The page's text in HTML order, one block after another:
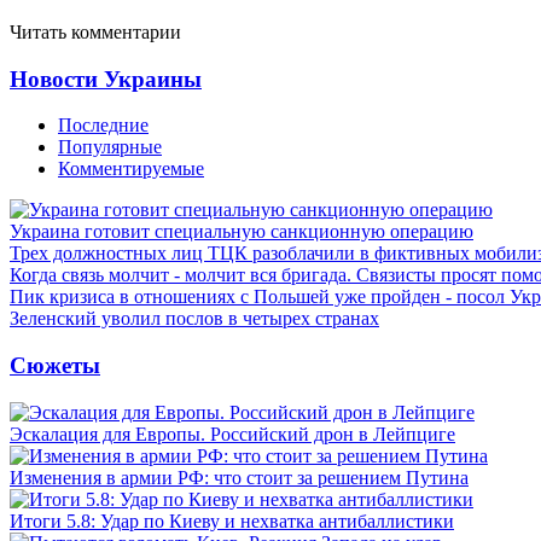
Читать комментарии
Новости Украины
Последние
Популярные
Комментируемые
Украина готовит специальную санкционную операцию
Трех должностных лиц ТЦК разоблачили в фиктивных
Когда связь молчит - молчит вся бригада. Связисты просят
Пик кризиса в отношениях с Польшей уже пройден - посол
Зеленский уволил послов в четырех странах
Сюжеты
Эскалация для Европы. Российский дрон в Лейпциге
Изменения в армии РФ: что стоит за решением Путина
Итоги 5.8: Удар по Киеву и нехватка антибаллистики